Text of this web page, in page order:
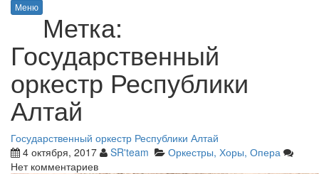
Меню
Метка:
Государственный
оркестр Республики
Алтай
Государственный оркестр Республики Алтай
4 октября, 2017
SR'team
Оркестры, Хоры, Опера
Нет комментариев